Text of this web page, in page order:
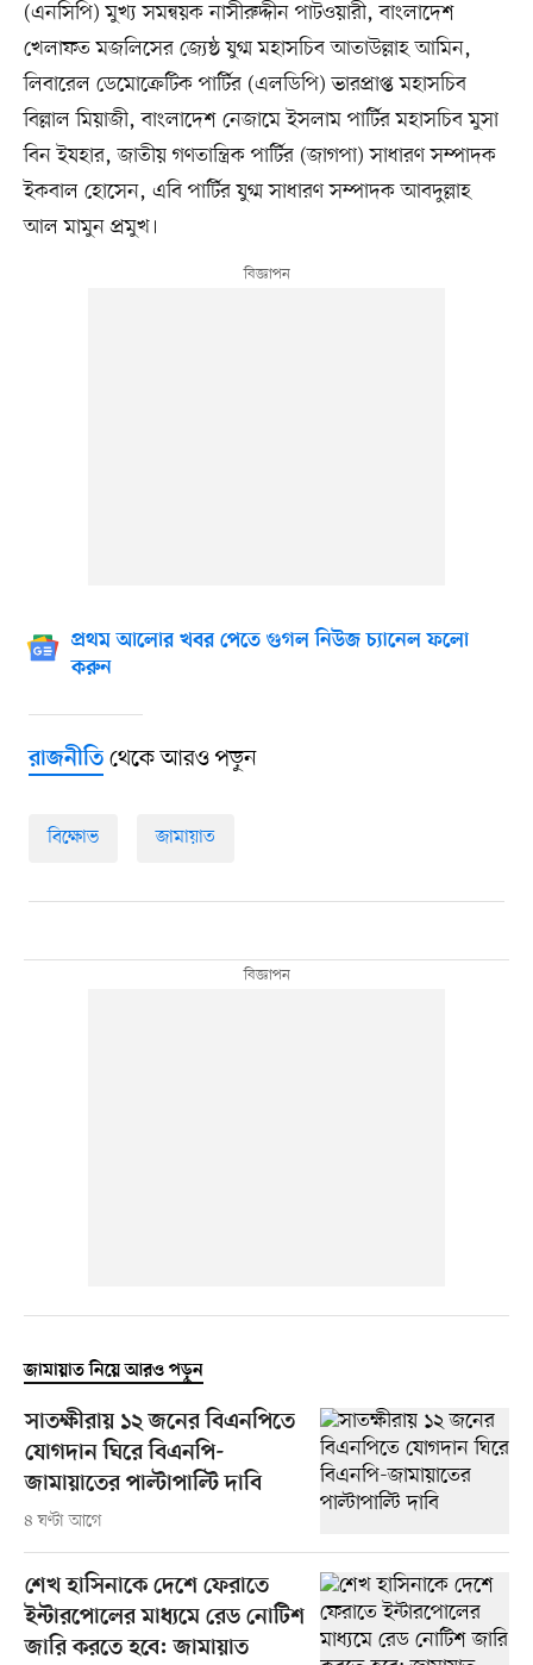
(এনসিপি) মুখ্য সমন্বয়ক নাসীরুদ্দীন পাটওয়ারী, বাংলাদেশ
খেলাফত মজলিসের জ্যেষ্ঠ যুগ্ম মহাসচিব আতাউল্লাহ আমিন,
লিবারেল ডেমোক্রেটিক পার্টির (এলডিপি) ভারপ্রাপ্ত মহাসচিব
বিল্লাল মিয়াজী, বাংলাদেশ নেজামে ইসলাম পার্টির মহাসচিব মুসা
বিন ইযহার, জাতীয় গণতান্ত্রিক পার্টির (জাগপা) সাধারণ সম্পাদক
ইকবাল হোসেন, এবি পার্টির যুগ্ম সাধারণ সম্পাদক আবদুল্লাহ
আল মামুন প্রমুখ।
প্রথম আলোর খবর পেতে গুগল নিউজ চ্যানেল ফলো
করুন
রাজনীতিথেকে আরও পড়ুন
বিক্ষোভ জামায়াত
জামায়াত নিয়ে আরও পড়ুন
সাতক্ষীরায় ১২ জনের বিএনপিতে
যোগদান ঘিরে বিএনপি-
জামায়াতের পাল্টাপাল্টি দাবি
৪ ঘণ্টা আগে
শেখ হাসিনাকে দেশে ফেরাতে
ইন্টারপোলের মাধ্যমে রেড নোটিশ
জারি করতে হবে: জামায়াত